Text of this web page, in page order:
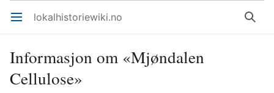
Åpne hovedmenyen lokalhistoriewiki.no Søk
Informasjon om «Mjøndalen
Cellulose»